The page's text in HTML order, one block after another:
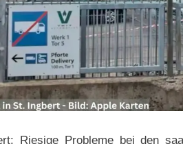
Riesige Probleme bei den